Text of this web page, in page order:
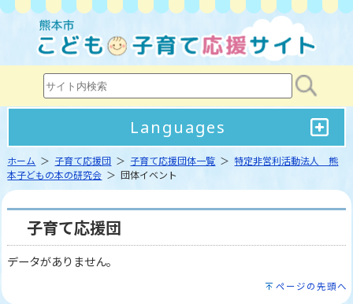
Languages
ホーム ＞ 子育て応援団 ＞ 子育て応援団体一覧 ＞特定非営利活動法人 熊
本子どもの本の研究会 ＞ 団体イベント
子育て応援団
データがありません。
ページの先頭へ